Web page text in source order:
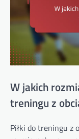
W jakich
treningu z
Piłki do treningu z